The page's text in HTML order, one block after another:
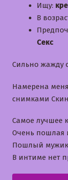
Ищу:
В
Секс
Сильно жажду
Намерена
снимками
Самое лучшее
Очень пошлая
Пошлый мужик
В интиме нет